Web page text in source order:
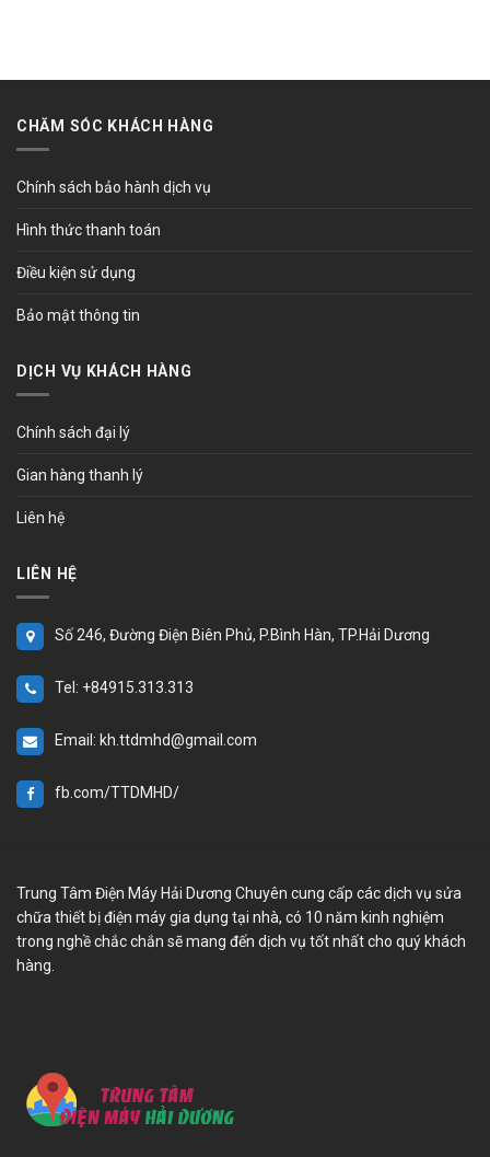
CHĂM SÓC KHÁCH HÀNG
Chính sách bảo hành dịch vụ
Hình thức thanh toán
Điều kiện sử dụng
Bảo mật thông tin
DỊCH VỤ KHÁCH HÀNG
Chính sách đại lý
Gian hàng thanh lý
Liên hệ
LIÊN HỆ
Số 246, Đường Điện Biên Phủ, P.Bình Hàn, TP.Hải Dương
Tel: +84915.313.313
Email: kh.ttdmhd@gmail.com
fb.com/TTDMHD/
Trung Tâm Điện Máy Hải Dương Chuyên cung cấp các dịch vụ sửa
chữa thiết bị điện máy gia dụng tại nhà, có 10 năm kinh nghiệm
trong nghề chắc chắn sẽ mang đến dịch vụ tốt nhất cho quý khách
hàng.